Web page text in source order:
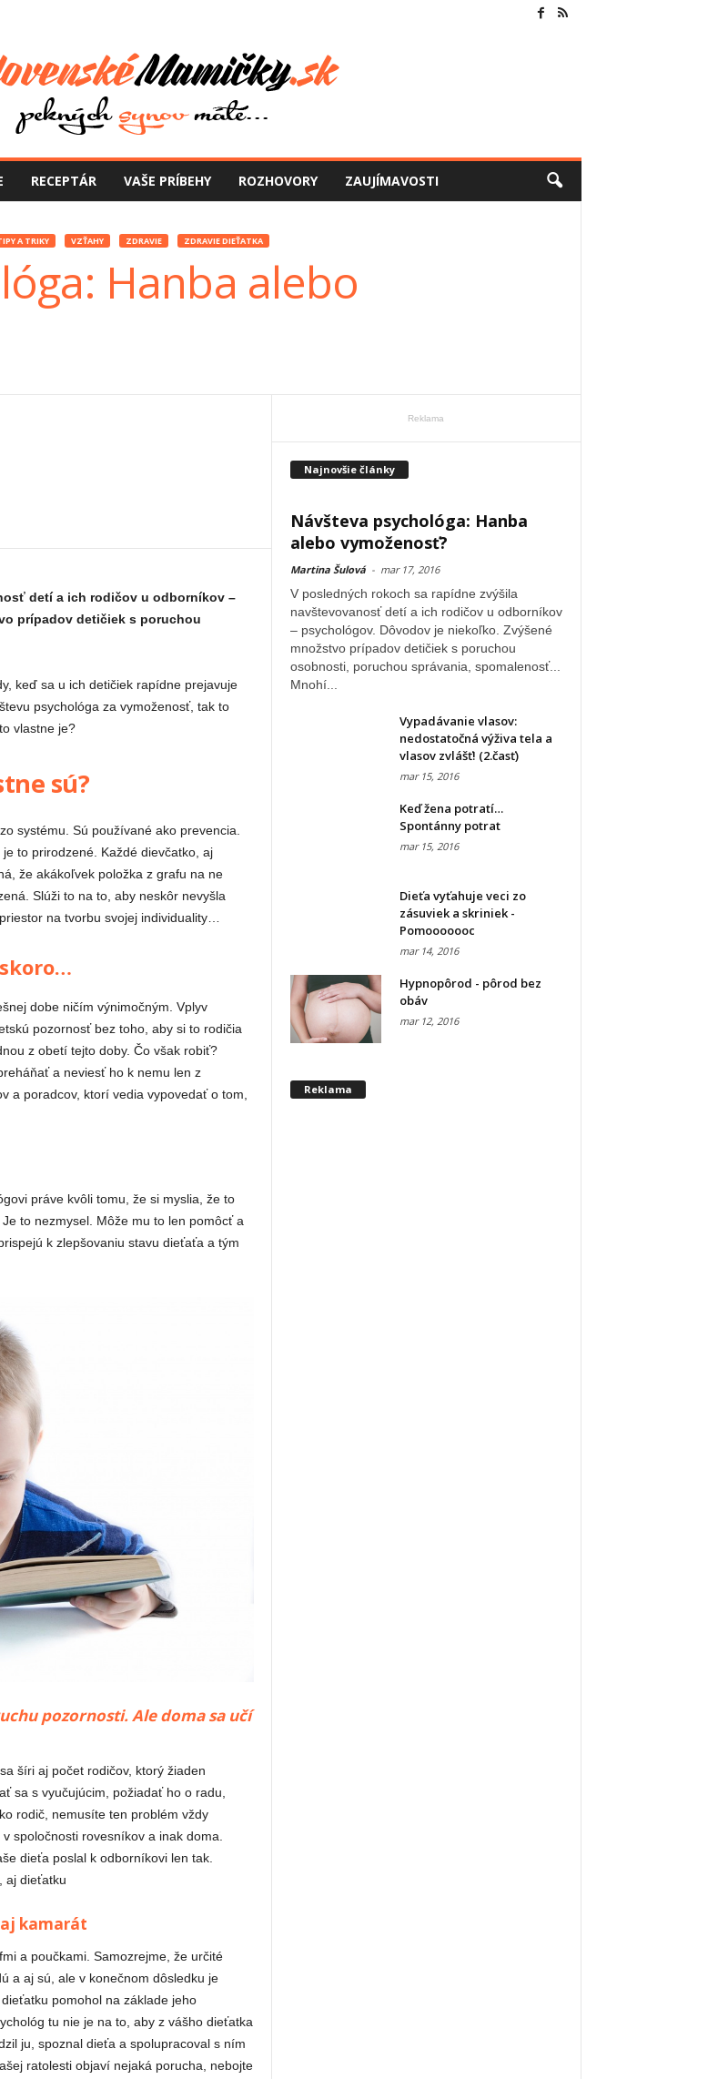
RECEPTÁR VAŠE PRÍBEHY ROZHOVORY ZAUJÍMAVOSTI
A TRIKY VZŤAHY ZDRAVIE ZDRAVIE DIEŤATKA
Hanba alebo
detí a ich rodičov u odborníkov –
prípadov detičiek s poruchou
keď sa u ich detičiek rapídne prejavuje
psychológa za vymoženosť, tak to
vlastne je?
sú?
systému. Sú používané ako prevencia.
to prirodzené. Každé dievčatko, aj
že akákoľvek položka z grafu na ne
Slúži to na to, aby neskôr nevyšla
na tvorbu svojej individuality…
dobe ničím výnimočným. Vplyv
pozornosť bez toho, aby si to rodičia
z obetí tejto doby. Čo však robiť?
a neviesť ho k nemu len z
a poradcov, ktorí vedia vypovedať o tom,
práve kvôli tomu, že si myslia, že to
to nezmysel. Môže mu to len pomôcť a
k zlepšovaniu stavu dieťaťa a tým
pozornosti. Ale doma sa učí
šíri aj počet rodičov, ktorý žiaden
sa s vyučujúcim, požiadať ho o radu,
rodič, nemusíte ten problém vždy
spoločnosti rovesníkov a inak doma.
dieťa poslal k odborníkovi len tak.
aj dieťatku
aj kamarát
a poučkami. Samozrejme, že určité
a aj sú, ale v konečnom dôsledku je
pomohol na základe jeho
tu nie je na to, aby z vášho dieťatka
ju, spoznal dieťa a spolupracoval s ním
ratolesti objaví nejaká porucha, nebojte
Reklama
Najnovšie články
Návšteva psychológa: Hanba
alebo vymoženosť?
Martina Šulová - mar 17, 2016
V posledných rokoch sa rapídne zvýšila
navštevovanosť detí a ich rodičov u odborníkov
– psychológov. Dôvodov je niekoľko. Zvýšené
množstvo prípadov detičiek s poruchou
osobnosti, poruchou správania, spomalenosť...
Mnohí...
Vypadávanie vlasov:
nedostatočná výživa tela a
vlasov zvlášť! (2.časť)
mar 15, 2016
Keď žena potratí…
Spontánny potrat
mar 15, 2016
Dieťa vyťahuje veci zo
zásuviek a skriniek -
Pomooooooc
mar 14, 2016
Hypnopôrod - pôrod bez
obáv
mar 12, 2016
Reklama